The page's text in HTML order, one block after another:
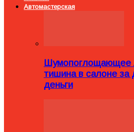
Автомастерская
Шумопоглощающее
тишина в салоне за
деньги